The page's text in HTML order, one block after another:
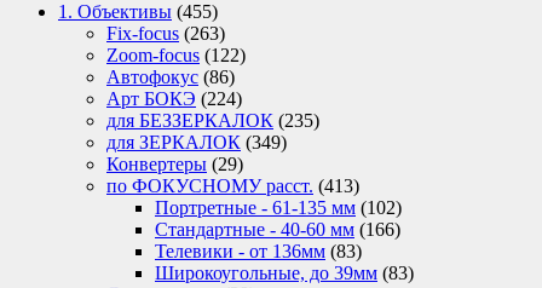
1. Объективы (455)
Fix-focus (263)
Zoom-focus (122)
Автофокус (86)
Арт БОКЭ (224)
для БЕЗЗЕРКАЛОК (235)
для ЗЕРКАЛОК (349)
Конвертеры (29)
по ФОКУСНОМУ расст. (413)
Портретные - 61-135 мм (102)
Стандартные - 40-60 мм (166)
Телевики - от 136мм (83)
Широкоугольные, до 39мм (83)